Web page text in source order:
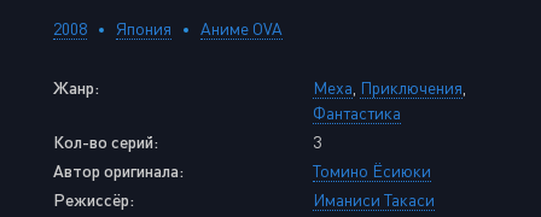
2008 Япония Аниме OVA
Жанр: Меха Приключения
Фантастика
Кол-во серий:
3
Автор оригинала:
Томино Ёсиюки
Режиссёр:
Иманиси Такаси